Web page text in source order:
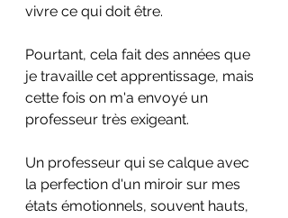
vivre ce qui doit être.
Pourtant, cela fait des années que
je travaille cet apprentissage, mais
cette fois on m'a envoyé un
professeur très exigeant.
Un professeur qui se calque avec
la perfection d'un miroir sur mes
états émotionnels, souvent hauts,